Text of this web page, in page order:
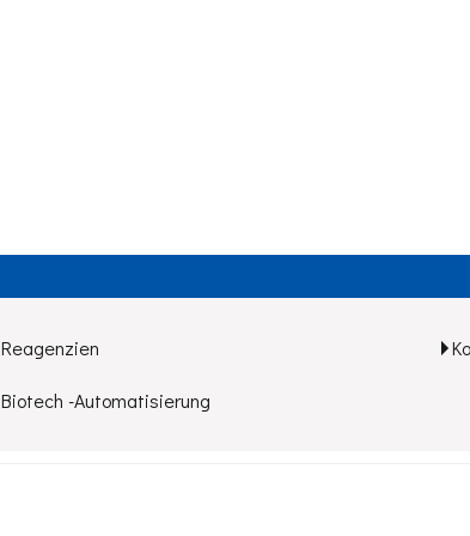
Reagenzien
Biotech -Automatisierung